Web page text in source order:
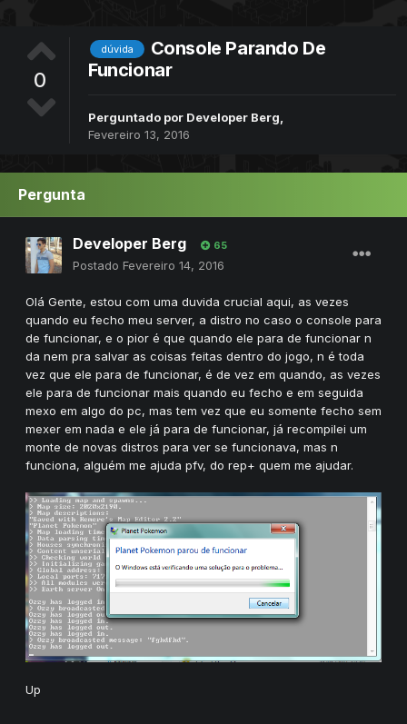
0
dúvida
Console Parando De
Funcionar
Perguntado por Developer Berg
Fevereiro 13, 2016
Pergunta
Developer Berg 65
Postado Fevereiro 14, 2016
Olá Gente, estou com uma duvida crucial aqui, as vezes
quando eu fecho meu server, a distro no caso o console para
de funcionar, e o pior é que quando ele para de funcionar n
da nem pra salvar as coisas feitas dentro do jogo, n é toda
vez que ele para de funcionar, é de vez em quando, as vezes
ele para de funcionar mais quando eu fecho e em seguida
mexo em algo do pc, mas tem vez que eu somente fecho sem
mexer em nada e ele já para de funcionar, já recompilei um
monte de novas distros para ver se funcionava, mas n
funciona, alguém me ajuda pfv, do rep+ quem me ajudar.
Up